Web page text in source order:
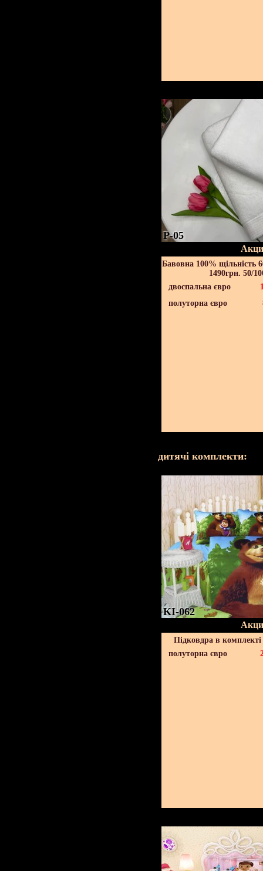
P-05
Бавовна 100% щільність
1490грн. 50/
двоспальна євро
полуторна євро
дитячі комплекти:
KI-062
Підковдра в
полуторна євро